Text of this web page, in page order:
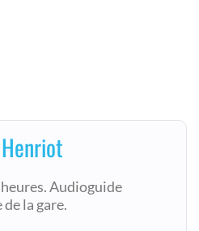
Audioguide
la gare.